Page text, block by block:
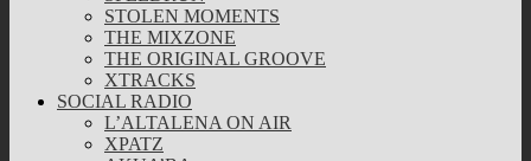
STOLEN MOMENTS
THE MIXZONE
THE ORIGINAL GROOVE
XTRACKS
SOCIAL RADIO
L’ALTALENA ON AIR
XPATZ